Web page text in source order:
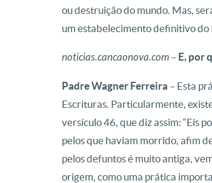
ou destruição do mundo. Mas,
um estabelecimento definitivo do
noticias.cancaonova.com – E, por
Padre Wagner Ferreira – Esta
Escrituras. Particularmente,
versículo 46, que diz assim: “Eis
pelos que haviam morrido, afim
pelos defuntos é muito antiga,
origem, como uma prática